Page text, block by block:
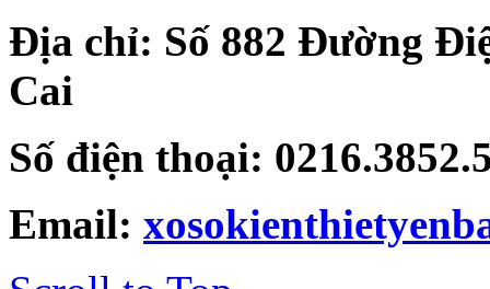
Địa chỉ: Số 882 Đường
Cai
Số điện thoại:
Email: